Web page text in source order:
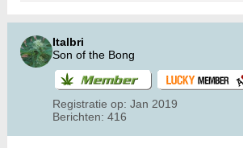
Italbri
Son of the Bong
Registratie op: Jan 2019
Berichten: 416